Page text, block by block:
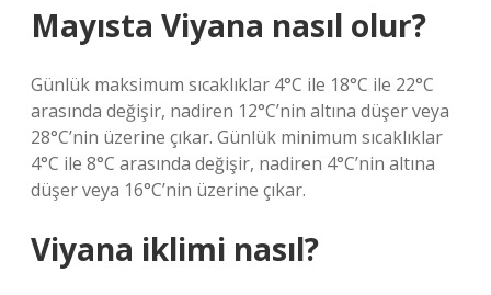
Mayısta Viyana nasıl olur?
Günlük maksimum sıcaklıklar 4°C ile 18°C ​​​​ile 22°C
arasında değişir, nadiren 12°C’nin altına düşer veya
28°C’nin üzerine çıkar. Günlük minimum sıcaklıklar
4°C ile 8°C arasında değişir, nadiren 4°C’nin altına
düşer veya 16°C’nin üzerine çıkar.
Viyana iklimi nasıl?